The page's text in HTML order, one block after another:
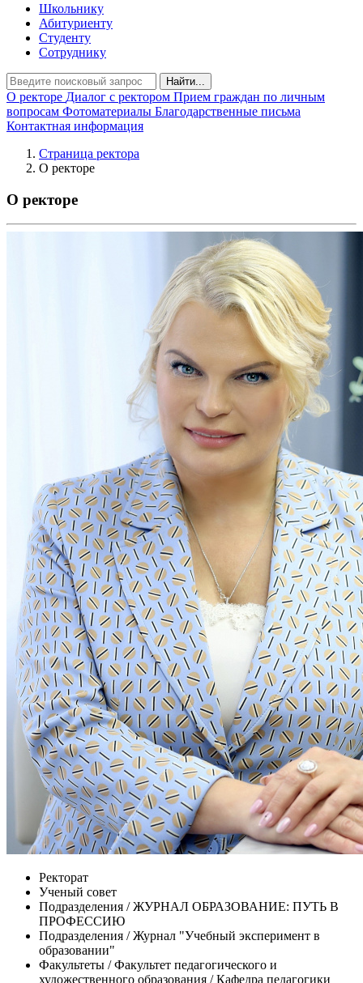
Школьнику
Абитуриенту
Студенту
Сотруднику
Найти...
О ректоре Диалог с ректором Прием граждан по личным
вопросам Фотоматериалы Благодарственные письма
Контактная информация
Страница ректора
О ректоре
О ректоре
Ректорат
Ученый совет
Подразделения / ЖУРНАЛ ОБРАЗОВАНИЕ: ПУТЬ В
ПРОФЕССИЮ
Подразделения / Журнал "Учебный эксперимент в
образовании"
Факультеты / Факультет педагогического и
художественного образования / Кафедра педагогики